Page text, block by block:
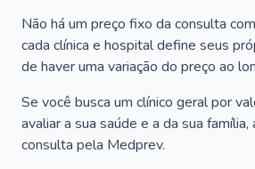
Não há um preço fixo da consulta
cada clínica e hospital define seus
de haver uma variação do preço ao
Se você busca um clínico geral por
avaliar a sua saúde e a da sua família,
consulta pela Medprev.